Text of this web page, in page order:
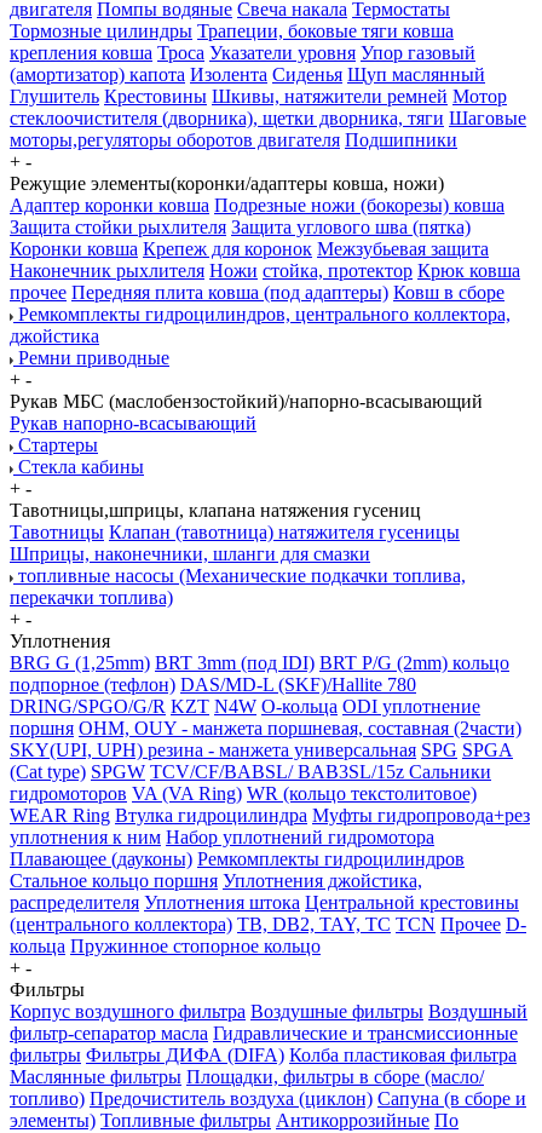
двигателя Помпы водяные Свеча накала Термостаты
Тормозные цилиндры Трапеции, боковые тяги ковша
крепления ковша Троса Указатели уровня Упор газовый
(амортизатор) капота Изолента Сиденья Щуп маслянный
Глушитель Крестовины Шкивы, натяжители ремней Мотор
стеклоочистителя (дворника), щетки дворника, тяги Шаговые
моторы,регуляторы оборотов двигателя Подшипники
+ -
Режущие элементы(коронки/адаптеры ковша, ножи)
Адаптер коронки ковша Подрезные ножи (бокорезы) ковша
Защита стойки рыхлителя Защита углового шва (пятка)
Коронки ковша Крепеж для коронок Межзубьевая защита
Наконечник рыхлителя Ножи стойка, протектор Крюк ковша
прочее Передняя плита ковша (под адаптеры) Ковш в сборе
Ремкомплекты гидроцилиндров, центрального коллектора,
джойстика
Ремни приводные
+ -
Рукав МБС (маслобензостойкий)/напорно-всасывающий
Рукав напорно-всасывающий
Стартеры
Стекла кабины
+ -
Тавотницы,шприцы, клапана натяжения гусениц
Тавотницы Клапан (тавотница) натяжителя гусеницы
Шприцы, наконечники, шланги для смазки
топливные насосы (Механические подкачки топлива,
перекачки топлива)
+ -
Уплотнения
BRG G (1,25mm) BRT 3mm (под IDI) BRT P/G (2mm) кольцо
подпорное (тефлон) DAS/MD-L (SKF)/Hallite 780
DRING/SPGO/G/R KZT N4W O-кольца ODI уплотнение
поршня OHM, OUY - манжета поршневая, составная (2части)
SKY(UPI, UPH) резина - манжета универсальная SPG SPGA
(Cat type) SPGW TCV/CF/BABSL/ BAB3SL/15z Сальники
гидромоторов VA (VA Ring) WR (кольцо текстолитовое)
WEAR Ring Втулка гидроцилиндра Муфты гидропровода+рез
уплотнения к ним Набор уплотнений гидромотора
Плавающее (дауконы) Ремкомплекты гидроцилиндров
Стальное кольцо поршня Уплотнения джойстика,
распределителя Уплотнения штока Центральной крестовины
(центрального коллектора) TB, DB2, TAY, TC TCN Прочее D-
кольца Пружинное стопорное кольцо
+ -
Фильтры
Корпус воздушного фильтра Воздушные фильтры Воздушный
фильтр-сепаратор масла Гидравлические и трансмиссионные
фильтры Фильтры ДИФА (DIFA) Колба пластиковая фильтра
Маслянные фильтры Площадки, фильтры в сборе (масло/
топливо) Предочиститель воздуха (циклон) Сапуна (в сборе и
элементы) Топливные фильтры Антикоррозийные По